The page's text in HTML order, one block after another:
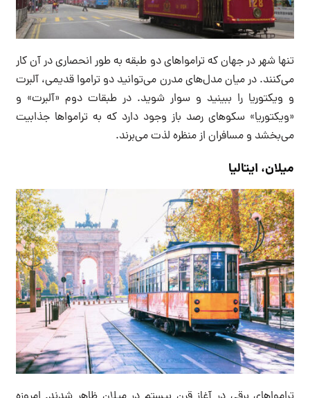
تنها شهر در جهان که ترامواهای دو طبقه به طور انحصاری در آن کار
می‌کنند. در میان مدل‌های مدرن می‌توانید دو تراموا قدیمی، آلبرت
و ویکتوریا را ببینید‌ و سوار شوید. در طبقات دوم «آلبرت» و
«ویکتوریا» سکوهای رصد باز وجود دارد که به ترامواها جذابیت
می‌بخشد و مسافران از منظره لذت می‌برند.
میلان، ایتالیا